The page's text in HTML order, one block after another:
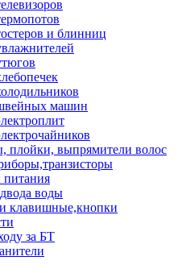
и блинниц
машин
плойки, выпрямители волос
воды
клавишные,кнопки
за БТ